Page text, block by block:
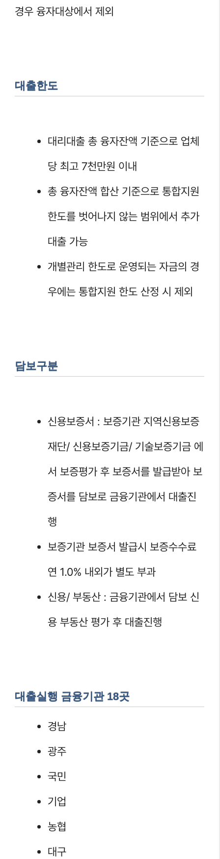
경우 융자대상에서 제외
대출한도
대리대출 총 융자잔액 기준으로 업체
당 최고 7천만원 이내
총 융자잔액 합산 기준으로 통합지원
한도를 벗어나지 않는 범위에서 추가
대출 가능
개별관리 한도로 운영되는 자금의 경
우에는 통합지원 한도 산정 시 제외
담보구분
신용보증서 : 보증기관 지역신용보증
재단/ 신용보증기금/ 기술보증기금 에
서 보증평가 후 보증서를 발급받아 보
증서를 담보로 금융기관에서 대출진
행
보증기관 보증서 발급시 보증수수료
연 1.0% 내외가 별도 부과
신용/ 부동산 : 금융기관에서 담보 신
용 부동산 평가 후 대출진행
대출실행 금융기관 18곳
경남
광주
국민
기업
농협
대구